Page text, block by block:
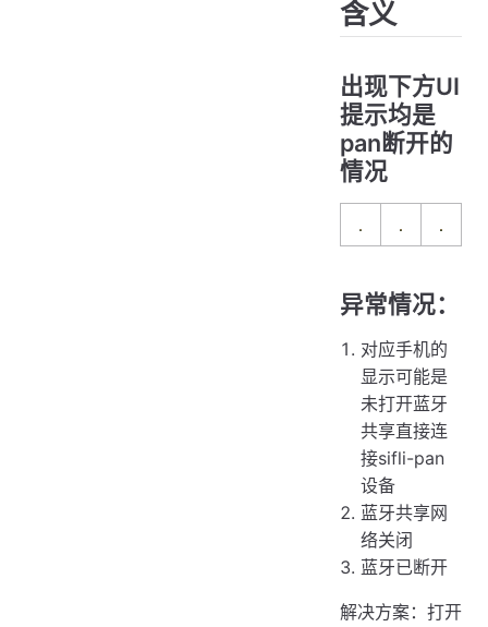
含义
出现下方UI
提示均是
pan断开的
情况
异常情况：
对应手机的
显示可能是
未打开蓝牙
共享直接连
接sifli-pan
设备
蓝牙共享网
络关闭
蓝牙已断开
解决方案：打开